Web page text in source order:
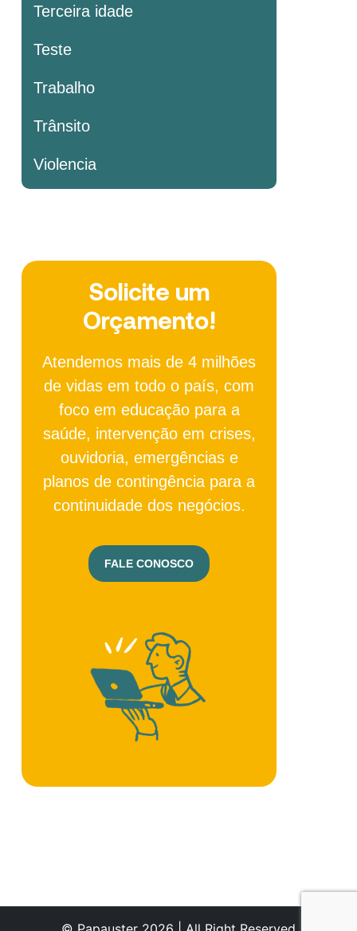
Terceira idade
Teste
Trabalho
Trânsito
Violencia
Solicite um
Orçamento!
Atendemos mais de 4 milhões
de vidas em todo o país, com
foco em educação para a
saúde, intervenção em crises,
ouvidoria, emergências e
planos de contingência para a
continuidade dos negócios.
FALE CONOSCO